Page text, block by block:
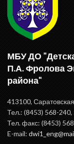
МБУ ДО
П.А. Фролова
района"
413100,
Тел.: (8453) 568-
Тел. факс: (8453)
E-mail: